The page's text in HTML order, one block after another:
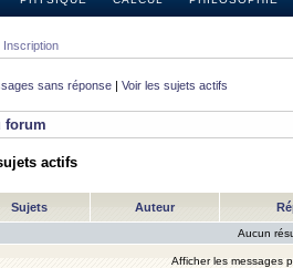
Inscription
sans réponse | Voir les sujets actifs
forum
actifs
Sujets Auteur
Aucun
Afficher les messages